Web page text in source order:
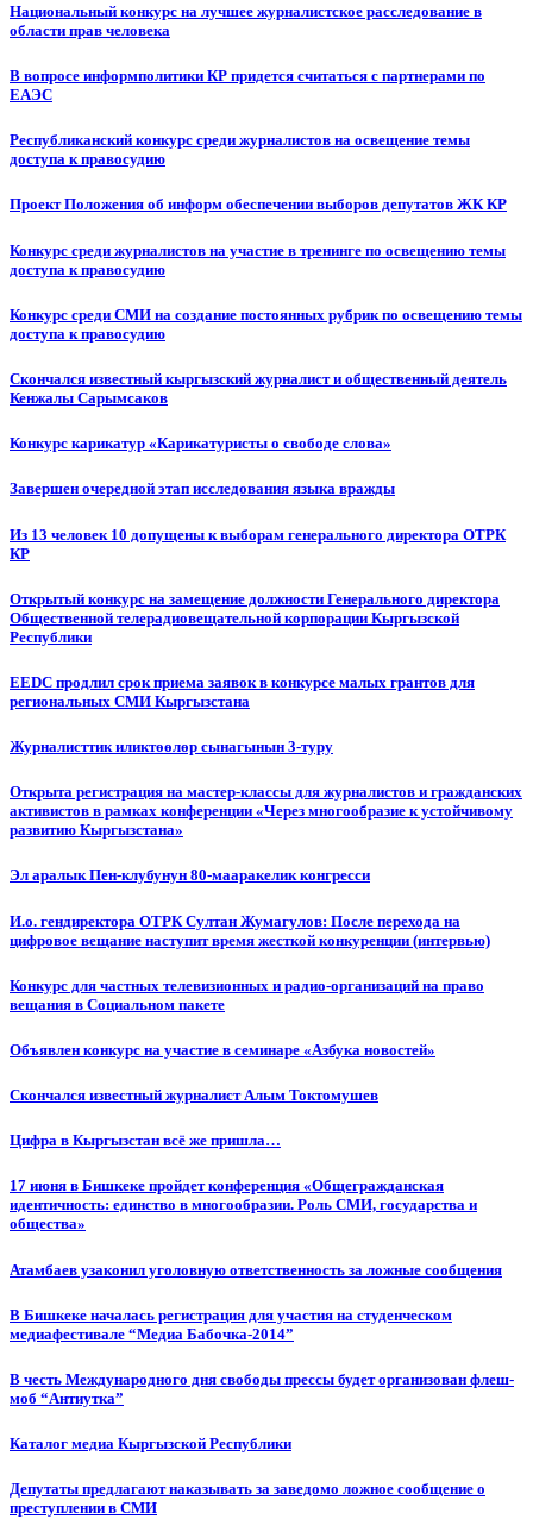
Национальный конкурс на лучшее журналистское расследование в
области прав человека
В вопросе информполитики КР придется считаться с партнерами по
ЕАЭС
Республиканский конкурс среди журналистов на освещение темы
доступа к правосудию
Проект Положения об информ обеспечении выборов депутатов ЖК КР
Конкурс среди журналистов на участие в тренинге по освещению темы
доступа к правосудию
Конкурс среди СМИ на создание постоянных рубрик по освещению темы
доступа к правосудию
Скончался известный кыргызский журналист и общественный деятель
Кенжалы Сарымсаков
Конкурс карикатур «Карикатуристы о свободе слова»
Завершен очередной этап исследования языка вражды
Из 13 человек 10 допущены к выборам генерального директора ОТРК
КР
Открытый конкурс на замещение должности Генерального директора
Общественной телерадиовещательной корпорации Кыргызской
Республики
EEDC продлил срок приема заявок в конкурсе малых грантов для
региональных СМИ Кыргызстана
Журналисттик иликтөөлөр сынагынын 3-туру
Открыта регистрация на мастер-классы для журналистов и гражданских
активистов в рамках конференции «Через многообразие к устойчивому
развитию Кыргызстана»
Эл аралык Пен-клубунун 80-мааракелик конгресси
И.о. гендиректора ОТРК Султан Жумагулов: После перехода на
цифровое вещание наступит время жесткой конкуренции (интервью)
Конкурс для частных телевизионных и радио-организаций на право
вещания в Социальном пакете
Объявлен конкурс на участие в семинаре «Азбука новостей»
Cкончался известный журналист Алым Токтомушев
Цифра в Кыргызстан всё же пришла…
17 июня в Бишкеке пройдет конференция «Общегражданская
идентичность: единство в многообразии. Роль СМИ, государства и
общества»
Атамбаев узаконил уголовную ответственность за ложные сообщения
В Бишкеке началась регистрация для участия на студенческом
медиафестивале “Медиа Бабочка-2014”
В честь Международного дня свободы прессы будет организован флеш-
моб “Антиутка”
Каталог медиа Кыргызской Республики
Депутаты предлагают наказывать за заведомо ложное сообщение о
преступлении в СМИ